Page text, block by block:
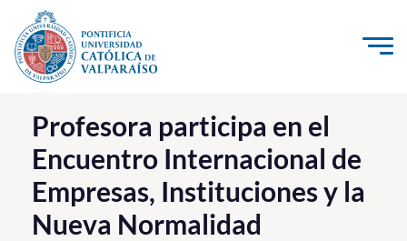
Click acá para ir directamente al contenido
La Universidad
Investigación, Creación e Innovación
PUCV Internacional
Vinculación con el Medio
Profesora participa en el
Encuentro Internacional de
Empresas, Instituciones y la
Nueva Normalidad